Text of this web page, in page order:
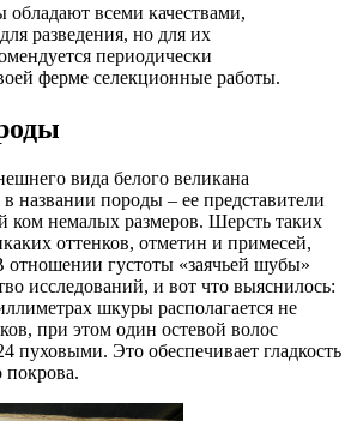
обладают всеми качествами,
разведения, но для их
периодически
ферме селекционные работы.
вида белого великана
названии породы – ее представители
немалых размеров. Шерсть таких
оттенков, отметин и примесей,
отношении густоты «заячьей шубы»
исследований, и вот что выяснилось:
шкуры располагается не
при этом один остевой волос
пуховыми. Это обеспечивает гладкость
покрова.